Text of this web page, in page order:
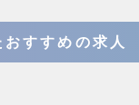
すすめの求人